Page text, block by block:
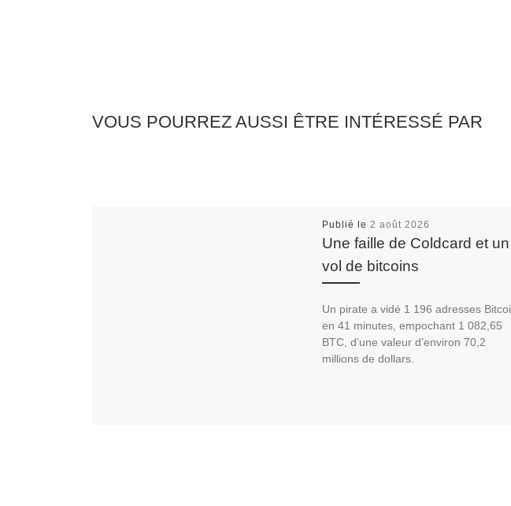
VOUS POURREZ AUSSI ÊTRE INTÉRESSÉ PAR
Publié le 2 août 2026
Une faille de Coldcard et un
vol de bitcoins
Un pirate a vidé 1 196 adresses
en 41 minutes, empochant 1 082,65
BTC, d’une valeur d’environ 70,2
millions de dollars.